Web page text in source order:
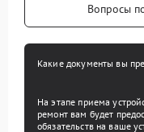
Вопросы
Какие документы вы
На этапе приема
ремонт вам будет
обязательств на ваше